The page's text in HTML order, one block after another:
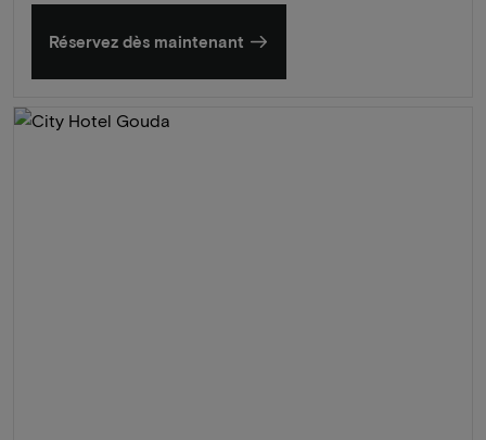
Réservez dès maintenant